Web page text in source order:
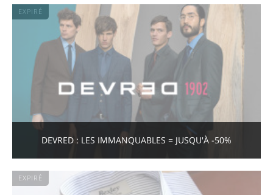
EXPIRÉ
DEVRED : LES IMMANQUABLES = JUSQU'À -50%
EXPIRÉ